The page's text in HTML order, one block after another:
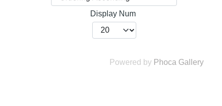
Display Num
Powered by Phoca Gallery